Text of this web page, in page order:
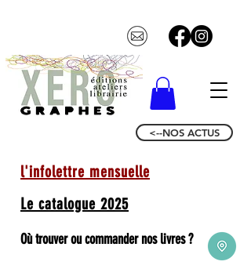
l'infolettre mensuelle
Le catalogue 2025
Où trouver ou commander nos livres ?
<--NOS ACTUS